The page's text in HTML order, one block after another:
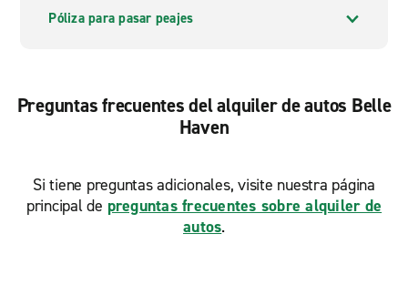
Póliza para pasar peajes
Preguntas frecuentes del alquiler de autos Belle
Haven
Si tiene preguntas adicionales, visite nuestra página
principal de preguntas frecuentes sobre alquiler de
autos.